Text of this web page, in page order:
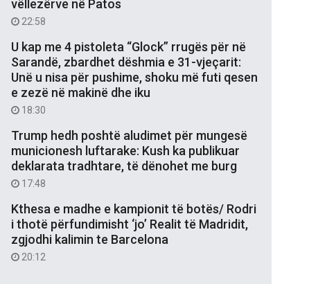
vëllezërve në Patos
22:58
U kap me 4 pistoleta “Glock” rrugës për në
Sarandë, zbardhet dëshmia e 31-vjeçarit:
Unë u nisa për pushime, shoku më futi qesen
e zezë në makinë dhe iku
18:30
Trump hedh poshtë aludimet për mungesë
municionesh luftarake: Kush ka publikuar
deklarata tradhtare, të dënohet me burg
17:48
Kthesa e madhe e kampionit të botës/ Rodri
i thotë përfundimisht ‘jo’ Realit të Madridit,
zgjodhi kalimin te Barcelona
20:12